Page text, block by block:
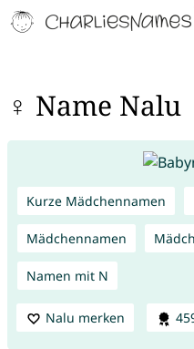
♀ Name Nalu
Kurze Mädchennamen
Mädchennamen
Namen mit N
Nalu merken